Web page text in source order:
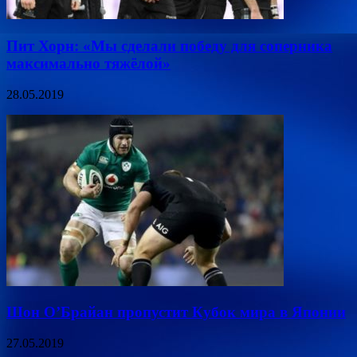
Пит Хорн: «Мы сделали победу для соперника
максимально тяжёлой»
28.05.2019
Шон О’Брайан пропустит Кубок мира в Японии
27.05.2019